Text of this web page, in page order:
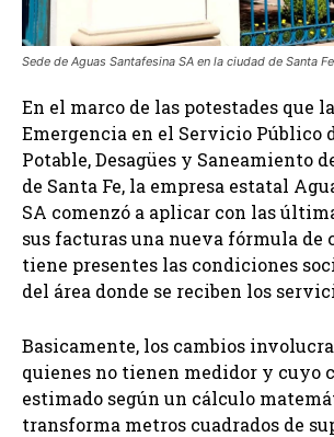
Sede de Aguas Santafesina SA en la ciudad de Santa Fe
En el marco de las potestades que
Emergencia en el Servicio Público
Potable, Desagües y Saneamiento
de Santa Fe, la empresa estatal
SA comenzó a aplicar con las
sus facturas una nueva fórmula de
tiene presentes las condiciones
del área donde se reciben los
Basicamente, los cambios
quienes no tienen medidor y cuyo
estimado según un cálculo
transforma metros cuadrados de